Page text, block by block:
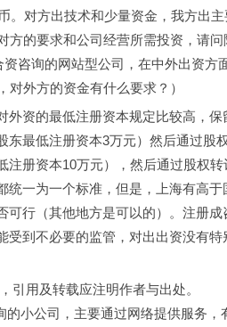
。对方出技术和少量资金，我方出
方的要求和公司经营所需投资，请
咨询的网站型公司，在中外出资方
外方的资金有什么要求？）
资的最低注册资本规定比较高，
最低注册资本3万元）然后通过股
册资本10万元），然后通过股权转
一为一个标准，但是，上海有高
行（其他地方是可以的）。注册
到不必要的监管，对出出资没有
引用及转载应注明作者与出处。
的小公司，主要通过网络提供服务